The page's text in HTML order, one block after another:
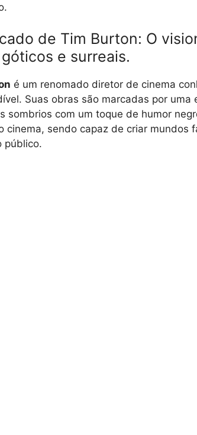
de Tim Burton: O
e surreais.
é um renomado diretor de cinema
Suas obras são marcadas por
sombrios com um toque de humor
cinema, sendo capaz de criar mundos
público.